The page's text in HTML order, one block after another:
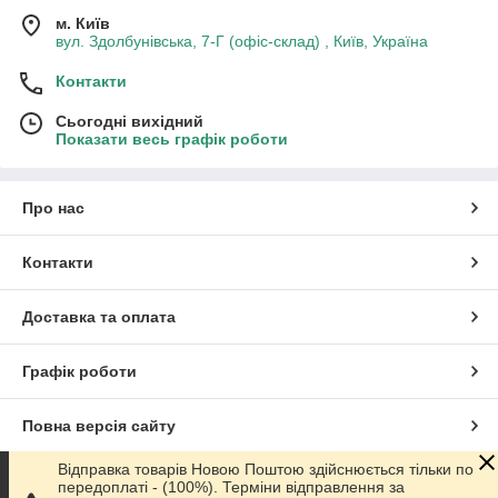
коробів ролети
елементом фасаду, що підкреслює ексклюзивність і сучасний
стиль будинку.
м. Київ
вул. Здолбунівська, 7-Г (офіс-склад) , Київ, Україна
Контакти
Сьогодні вихідний
Показати весь графік роботи
Про нас
Контакти
Доставка та оплата
Графік роботи
Повна версія сайту
Сайт створено на маркетплейсіProm.ua
Відправка товарів Новою Поштою здійснюється тільки по
передоплаті - (100%). Терміни відправлення за